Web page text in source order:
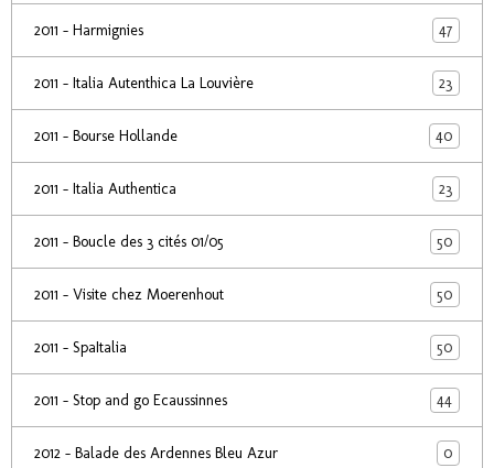
2011 - Harmignies 47
2011 - Italia Autenthica La Louvière 23
2011 - Bourse Hollande 40
2011 - Italia Authentica 23
2011 - Boucle des 3 cités 01/05 50
2011 - Visite chez Moerenhout 50
2011 - SpaItalia 50
2011 - Stop and go Ecaussinnes 44
2012 - Balade des Ardennes Bleu Azur 0